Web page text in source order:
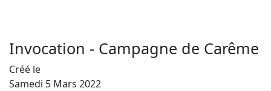
Invocation - Campagne de Carême
Créé le
Samedi 5 Mars 2022